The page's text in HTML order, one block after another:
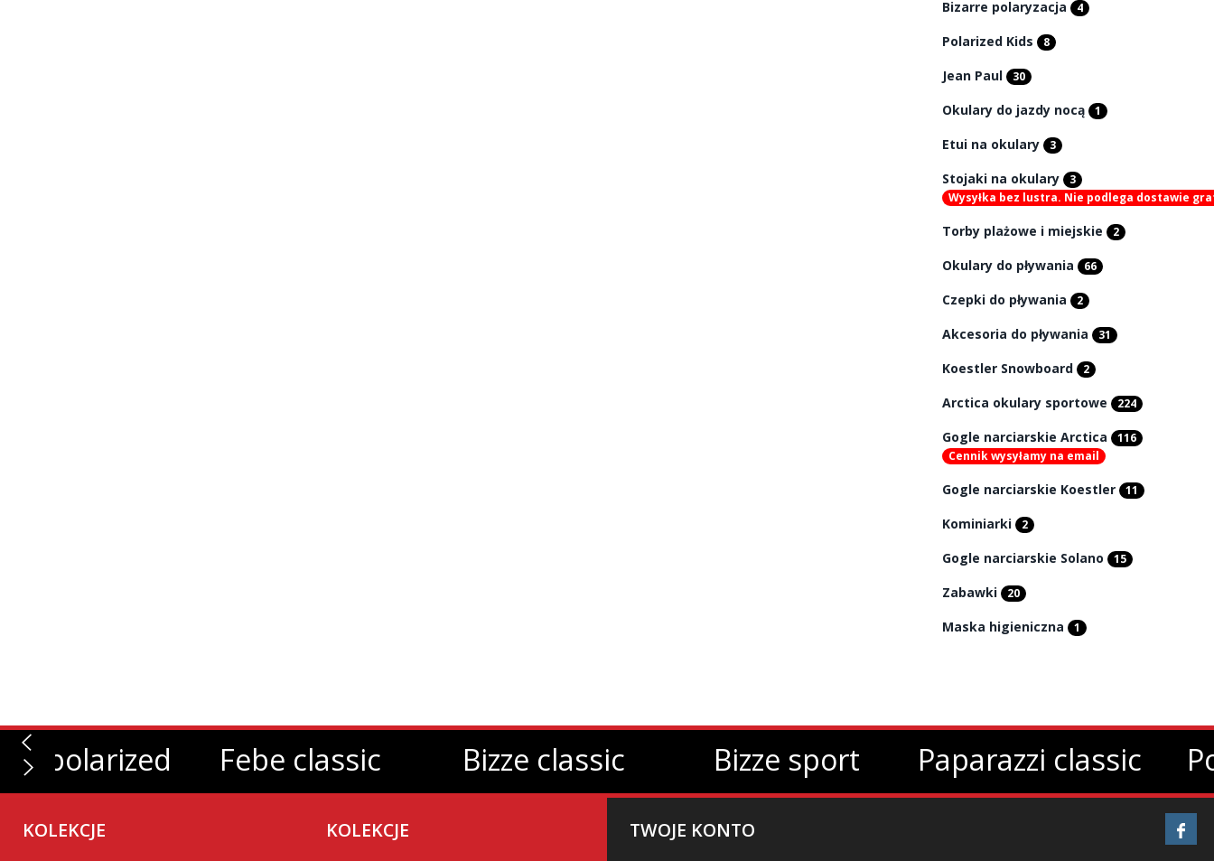
Bizarre polaryzacja 4
Polarized Kids 8
Jean Paul 30
Okulary do jazdy nocą 1
Etui na okulary 3
Stojaki na okulary
3
Wysyłka bez lustra. Nie podlega dostawie
Torby plażowe i miejskie 2
Okulary do pływania 66
Czepki do pływania 2
Akcesoria do pływania 31
Koestler Snowboard 2
Arctica okulary sportowe 224
Gogle narciarskie Arctica
116
Cennik wysyłamy na email
Gogle narciarskie Koestler 11
Kominiarki 2
Gogle narciarskie Solano 15
Zabawki 20
Maska higieniczna 1
Febe classic Bizze classic Bizze sport Paparazzi classic
Polarized
vision
KOLEKCJE KOLEKCJE TWOJE KONTO